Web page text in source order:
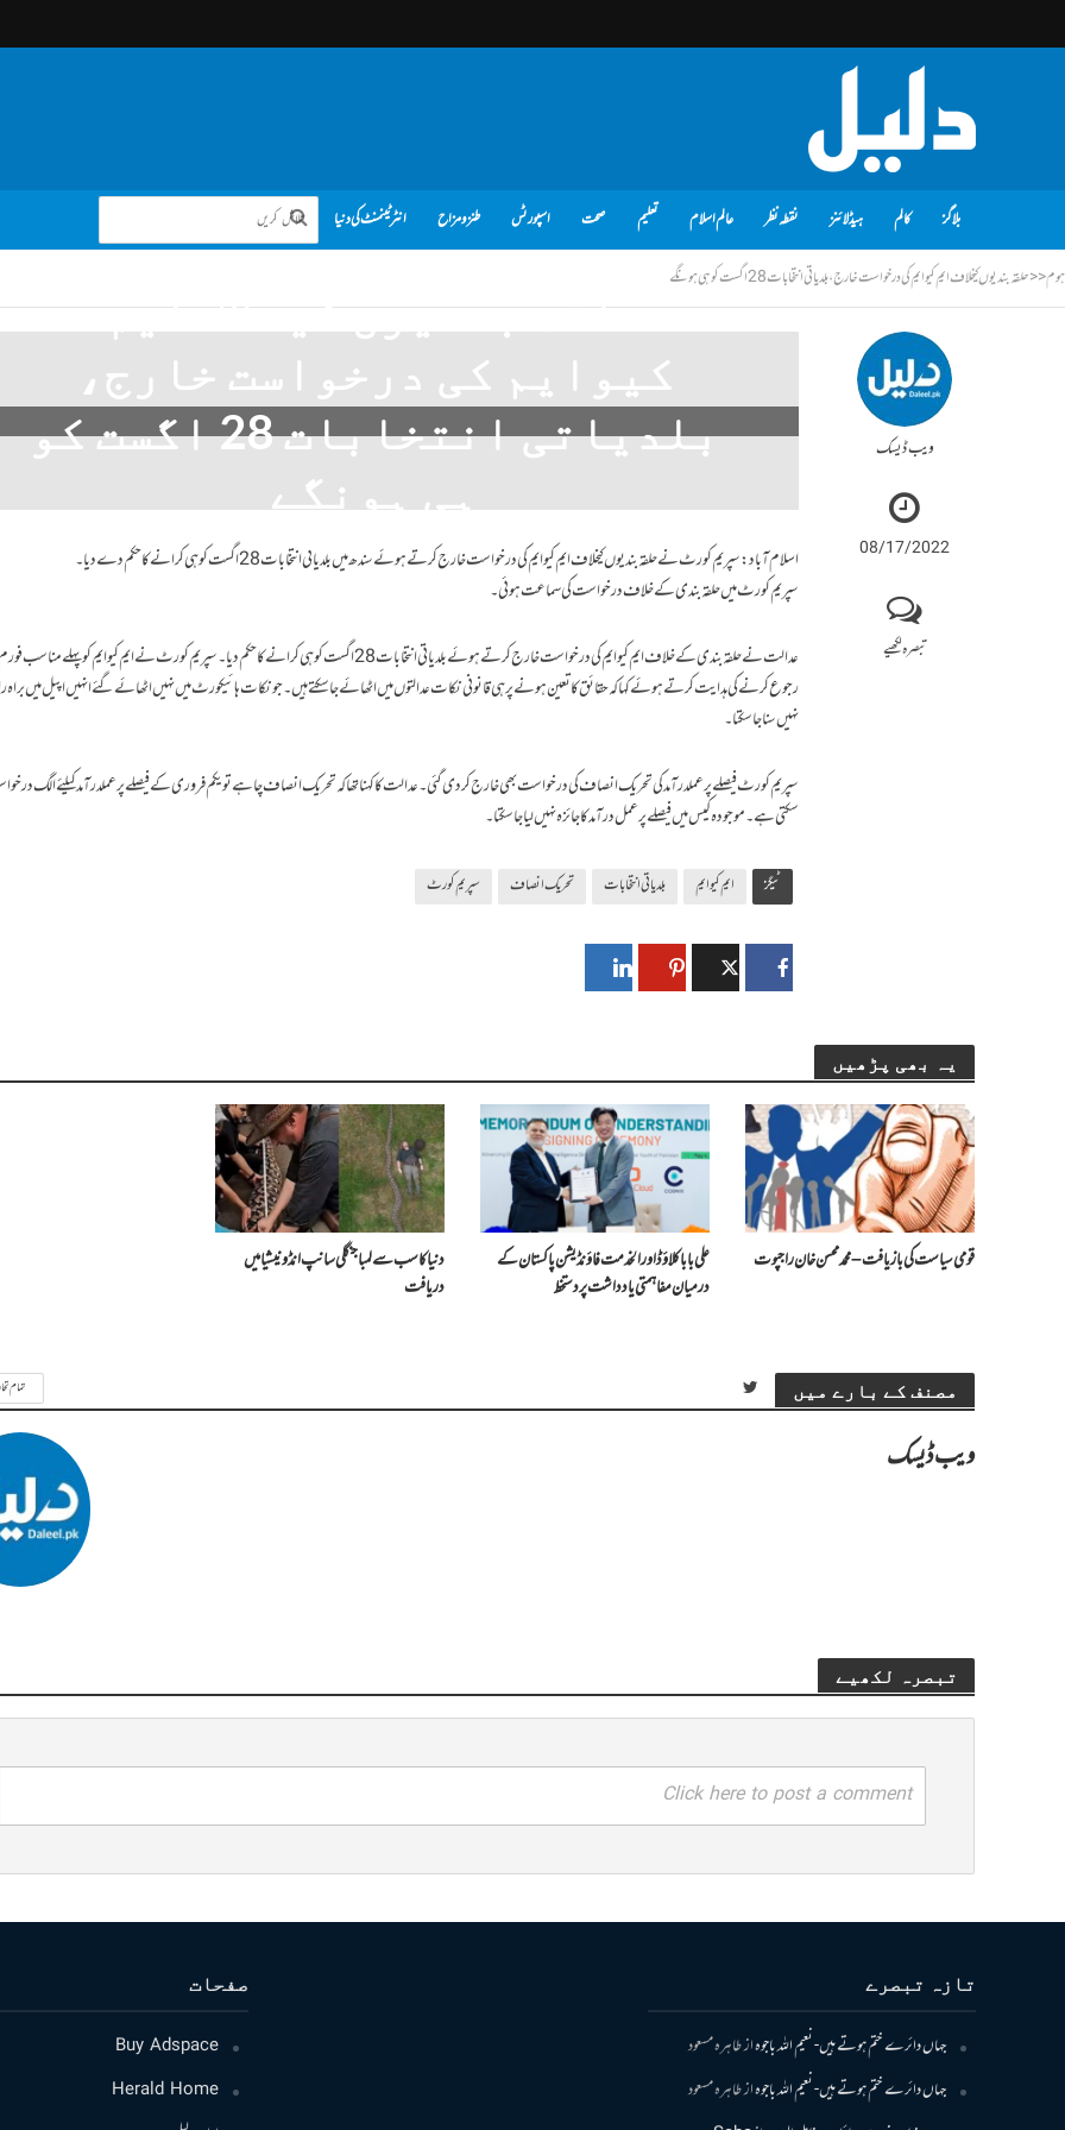
بلاگز کالم ہیڈلائنز نقطہ نظر عالم اسلام تعلیم صحت اسپورٹس طنز و مزاح انٹرٹینمنٹ کی دنیا
ہوم<<حلقہ بندیوں کیخلاف ایم کیوایم کی درخواست خارج، بلدیاتی انتخابات 28 اگست کو ہی ہونگے
ویب ڈیسک
08/17/2022
تبصرہ لکھیے
حلقہ بندیوں کیخلاف ایم
کیوایم کی درخواست خارج،
بلدیاتی انتخابات 28 اگست کو
ہی ہونگے
08/17/2022 ویب ڈیسک
اسلام آباد: سپریم کورٹ نے حلقہ بندیوں کیخلاف ایم کیوایم کی درخواست خارج کرتے ہوئے سندھ میں بلدیاتی انتخابات 28 اگست کو ہی کرانے کا حکم دے دیا۔
سپریم کورٹ میں حلقہ بندی کے خلاف درخواست کی سماعت ہوئی۔
عدالت نے حلقہ بندی کے خلاف ایم کیوایم کی درخواست خارج کرتے ہوئے بلدیاتی انتخابات 28 اگست کو ہی کرانے کا حکم دیا۔ سپریم کورٹ نے ایم کیو ایم کو پہلے
رجوع کرنے کی ہدایت کرتے ہوئے کہا کہ حقائق کا تعین ہونے پر ہی قانونی نکات عدالتوں میں اٹھائے جا سکتے ہیں۔ جو نکات ہائیکورٹ میں نہیں اٹھائے گئے انہیں اپیل میں
نہیں سنا جا سکتا۔
سپریم کورٹ فیصلے پر عملدرآمد کی تحریک انصاف کی درخواست بھی خارج کردی گئی۔ عدالت کا کہنا تھا کہ تحریک انصاف چاہے تو یکم فروری کے فیصلے پر عملدرآمد کیلئے الگ
سکتی ہے۔ موجودہ کیس میں فیصلے پر عمل درآمد کا جائزہ نہیں لیا جا سکتا۔
ٹیگز ایم کیوایم بلدیاتی انتخابات تحریک انصاف سپریم کورٹ
یہ بھی پڑھیں
قومی سیاست کی بازیافت – محمد محسن خان راجپوت
علی بابا کلاؤڈ اور الخدمت فاؤنڈیشن پاکستان کے
درمیان مفاہمتی یادداشت پر دستخط
دنیا کا سب سے لمبا جنگلی سانپ انڈونیشیا میں
دریافت
مصنف کے بارے میں تمام
ویب ڈیسک
تبصرہ لکھیے
Click here to post a comment
صفحات
Buy Adspace
Herald Home
تازہ تبصرے
جہاں دائرے ختم ہوتے ہیں- نعیم اللہ باجوہازطاہرہ مسعود
جہاں دائرے ختم ہوتے ہیں- نعیم اللہ باجوہازطاہرہ مسعود